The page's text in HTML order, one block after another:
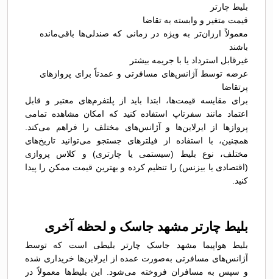
بلیط چارتر
قیمت متغیر و وابسته به تقاضا
معمولاً ارزان‌تر به ویژه در زمانی که صندلی‌ها باقی‌مانده
باشند
غیرقابل استرداد یا با جریمه بیشتر
عرضه توسط آژانس‌های مسافرتی و عمدتاً برای پروازهای
پرتقاضا
برای مقایسه قیمت‌ها، ابتدا باید از پلتفرم‌های معتبر و قابل
اعتماد مانند سفرتاپ استفاده کنید که امکان مشاهده تمامی
پروازها از ایرلاین‌ها و آژانس‌های مختلف را فراهم می‌کند.
همچنین، با استفاده از فیلترهای جستجو می‌توانید تاریخ‌های
مختلف، نوع بلیط (سیستمی یا چارتری) و کلاس پروازی
(اقتصادی یا بیزنس) را تنظیم کرده و بهترین قیمت ممکن را پیدا
کنید.
بلیط چارتر مشهد جاسک و لحظه آخری
بلیط هواپیما مشهد جاسک چارتر بلیطی است که توسط
آژانس‌های مسافرتی به‌صورت عمده از ایرلاین‌ها خریداری شده
و سپس به مسافران فروخته می‌شود. این بلیط‌ها معمولاً در